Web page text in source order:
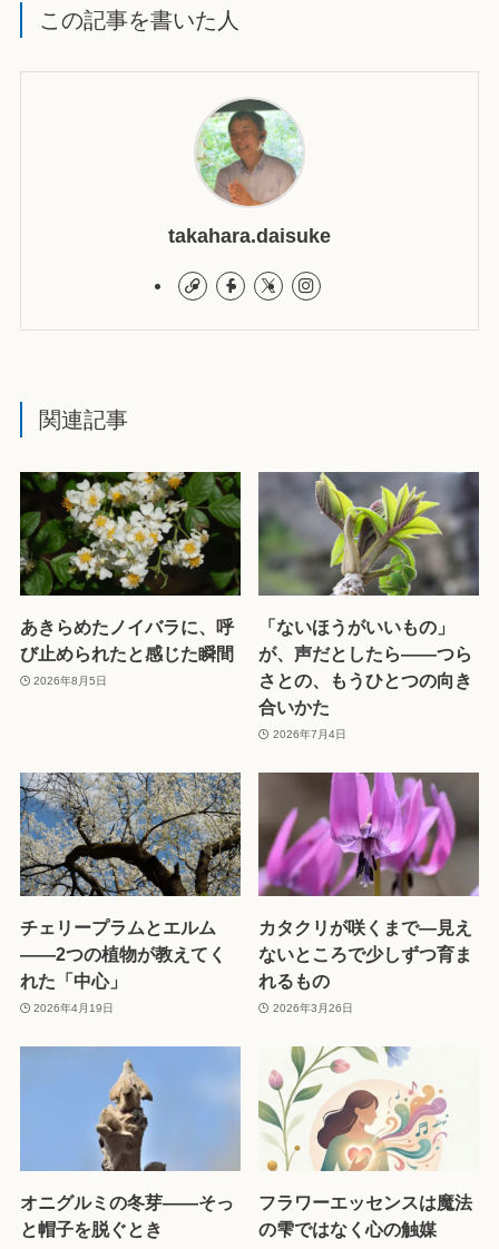
この記事を書いた人
takahara.daisuke
関連記事
あきらめたノイバラに、呼
び止められたと感じた瞬間
2026年8月5日
「ないほうがいいもの」
が、声だとしたら——つら
さとの、もうひとつの向き
合いかた
2026年7月4日
チェリープラムとエルム
——2つの植物が教えてく
れた「中心」
2026年4月19日
カタクリが咲くまで—見え
ないところで少しずつ育ま
れるもの
2026年3月26日
オニグルミの冬芽——そっ
と帽子を脱ぐとき
フラワーエッセンスは魔法
の雫ではなく心の触媒